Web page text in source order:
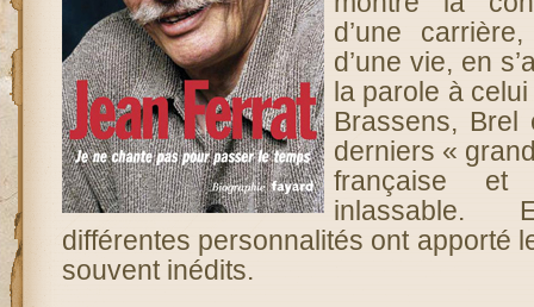
d’une
d’une vie, en
la parole à
Brassens, Brel
derniers «
française et
inlassable.
différentes personnalités ont apporté
souvent inédits.